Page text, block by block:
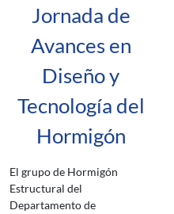
Jornada de
Avances en
Diseño y
Tecnología del
Hormigón
El grupo de Hormigón
Estructural del
Departamento de